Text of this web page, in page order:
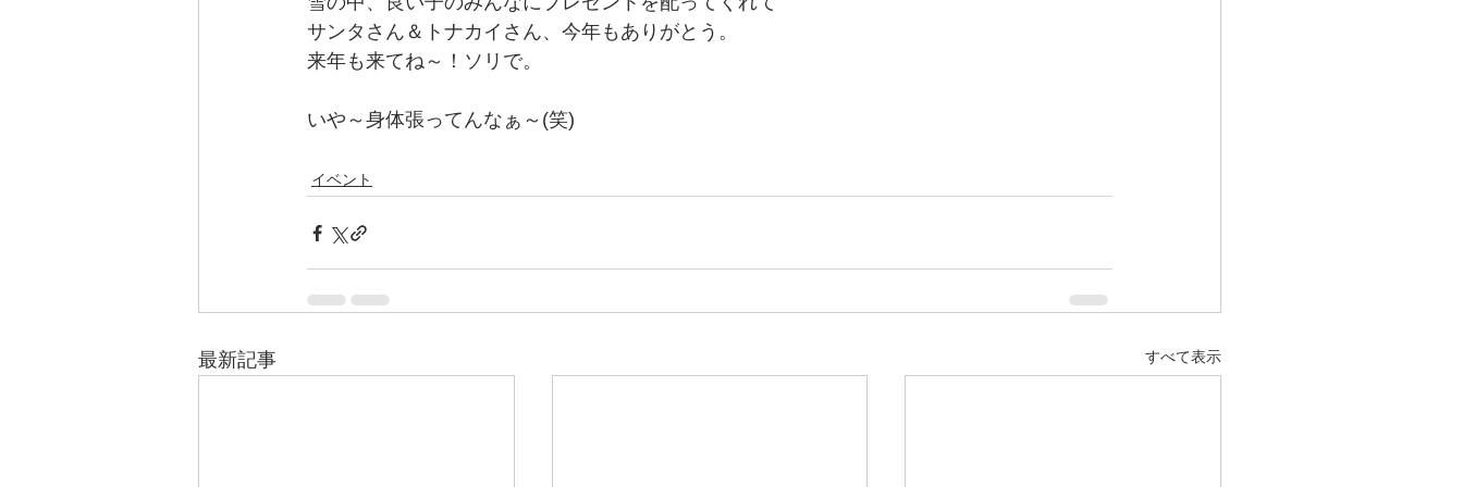
サンタさん＆トナカイさん、今年もありがとう。
来年も来てね～！ソリで。
いや～身体張ってんなぁ～(笑)
イベント
最新記事 すべて表示